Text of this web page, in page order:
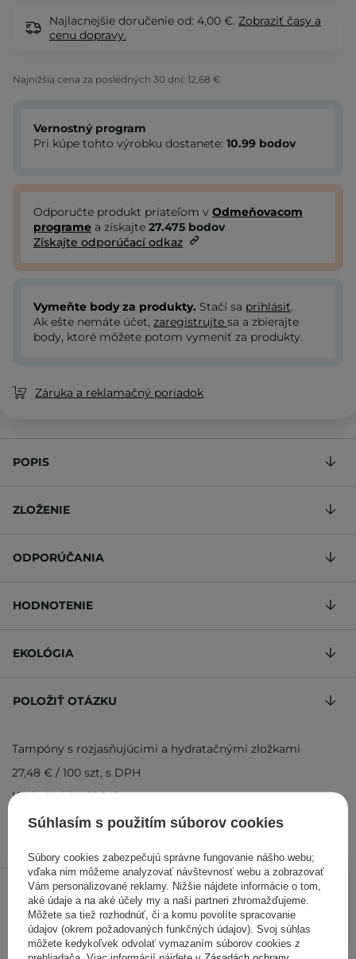
Najlacnejšie doručenie od: 4,00 €. Zobraziť časy a
cenu dopravy.
Najnižšia cena za posledných 30 dní: 12,68 €
10,99 € 16,90 € / ks
PRIDAŤ DO KOŠÍKA
Vernostný program
Pri kúpe tohto výrobku dostanete: 10.99 bodov
Odporučte produkt priateľom v Odmeňovacom
programe a získajte 27.475 bodov
Získajte odporúčací odkaz
Vymeňte body za produkty. Stačí sa prihlásiť.
Ak ešte nemáte účet, zaregistrujte sa a zbierajte
body, ktoré môžete potom vymeniť za produkty.
Záruka a reklamačný poriadok
POPIS
ZLOŽENIE
ODPORÚČANIA
HODNOTENIE
EKOLÓGIA
POLOŽIŤ OTÁZKU
Tampóny s rozjasňujúcimi a hydratačnými zložkami
27,48 € / 100 szt, s DPH
Kód výrobku: 19649
Kontrolovali aj ďalší zákazníci
Súhlasím s použitím súborov cookies
Súbory cookies zabezpečujú správne fungovanie nášho webu;
vďaka nim môžeme analyzovať návštevnosť webu a zobrazovať
Vám personalizované reklamy. Nižšie nájdete informácie o tom,
aké údaje a na aké účely my a naši partneri zhromažďujeme.
Môžete sa tiež rozhodnúť, či a komu povolíte spracovanie
údajov (okrem požadovaných funkčných údajov). Svoj súhlas
môžete kedykoľvek odvolať vymazaním súborov cookies z